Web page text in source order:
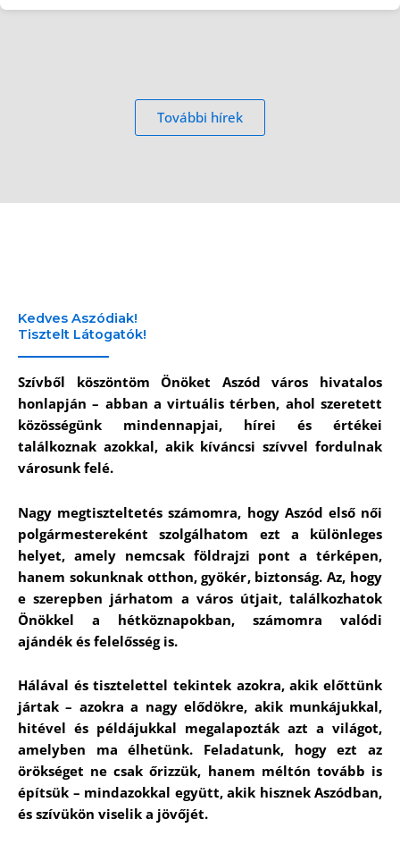
További hírek
Kedves Aszódiak!
Tisztelt Látogatók!
Szívből köszöntöm Önöket Aszód város hivatalos
honlapján – abban a virtuális térben, ahol szeretett
közösségünk mindennapjai, hírei és értékei
találkoznak azokkal, akik kíváncsi szívvel fordulnak
városunk felé.
Nagy megtiszteltetés számomra, hogy Aszód első női
polgármestereként szolgálhatom ezt a különleges
helyet, amely nemcsak földrajzi pont a térképen,
hanem sokunknak otthon, gyökér, biztonság. Az, hogy
e szerepben járhatom a város útjait, találkozhatok
Önökkel a hétköznapokban, számomra valódi
ajándék és felelősség is.
Hálával és tisztelettel tekintek azokra, akik előttünk
jártak – azokra a nagy elődökre, akik munkájukkal,
hitével és példájukkal megalapozták azt a világot,
amelyben ma élhetünk. Feladatunk, hogy ezt az
örökséget ne csak őrizzük, hanem méltón tovább is
építsük – mindazokkal együtt, akik hisznek Aszódban,
és szívükön viselik a jövőjét.